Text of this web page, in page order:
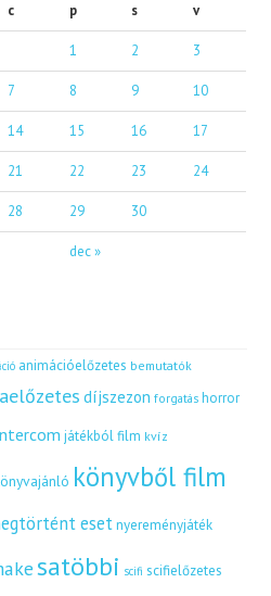
c p s v
dec »
1 2 3
7 8 9 10
14 15 16 17
21 22 23 24
28 29 30
animációelőzetes bemutatók
díjszezon forgatás horror
játékból film kvíz
könyvből film
eset nyereményjáték
satöbbi scifi scifielőzetes